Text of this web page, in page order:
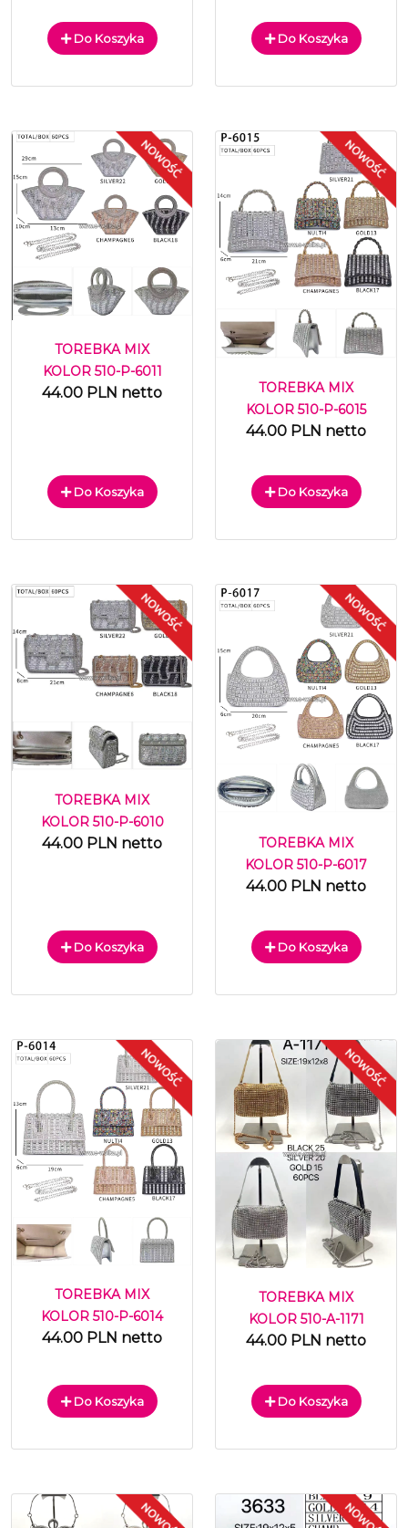
Do Koszyka Do Koszyka
TOREBKA MIX
KOLOR 510-P-6011
44.00 PLN netto
Do Koszyka
TOREBKA MIX
KOLOR 510-P-6015
44.00 PLN netto
Do Koszyka
TOREBKA MIX
KOLOR 510-P-6010
44.00 PLN netto
Do Koszyka
TOREBKA MIX
KOLOR 510-P-6017
44.00 PLN netto
Do Koszyka
TOREBKA MIX
KOLOR 510-P-6014
44.00 PLN netto
Do Koszyka
TOREBKA MIX
KOLOR 510-A-1171
44.00 PLN netto
Do Koszyka